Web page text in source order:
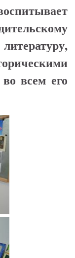
всем его